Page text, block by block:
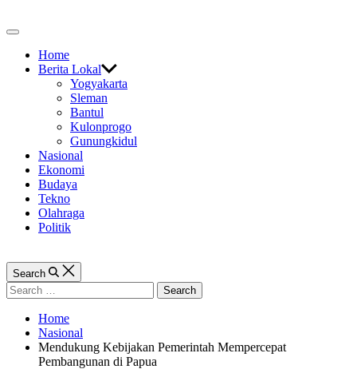
to
Off
CanvasHome
Berita Lokal
Yogyakarta
Sleman
Bantul
Kulonprogo
Gunungkidul
Nasional
Ekonomi
Budaya
Tekno
Olahraga
Politik
Search
Search
for:
Home
Nasional
Mendukung Kebijakan Pemerintah Mempercepat
Pembangunan di Papua